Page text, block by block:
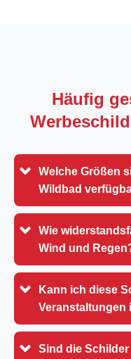
Häufig
Welche Größen
Wildbad
Wie
Wind und
Kann ich diese
Veranstaltungen
Sind die